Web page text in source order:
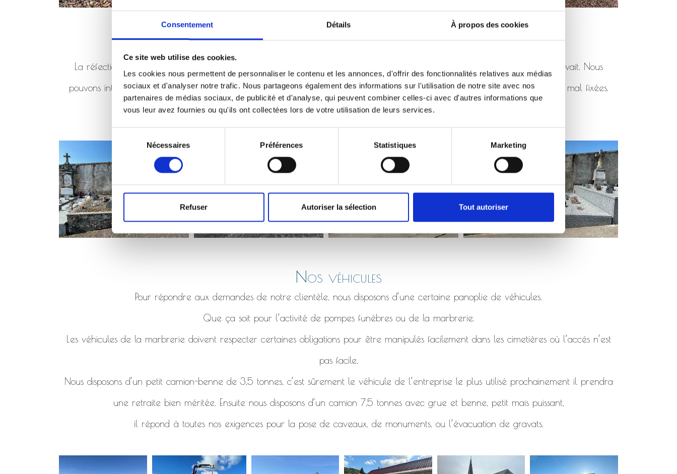
Consentement Détails À propos des cookies
Ce site web utilise des cookies.
Les cookies nous permettent de personnaliser le contenu et les annonces, d'offrir des fonctionnalités relatives aux médias
sociaux et d'analyser notre trafic. Nous partageons également des informations sur l'utilisation de notre site avec nos
partenaires de médias sociaux, de publicité et d'analyse, qui peuvent combiner celles-ci avec d'autres informations que
vous leur avez fournies ou qu'ils ont collectées lors de votre utilisation de leurs services.
consentement
Nécessaires Préférences Statistiques Marketing
Refuser Autoriser la sélection Tout autoriser
Réfection de monuments
La réfection de monument consiste à remettre au goût du jour un monument qui parfois n’a pas été posé comme il se devait. Nous
pouvons intervenir en réfection de monument pour un très grand nombre de demandes. Plaques de rhabillages cassées ou mal fixées.
Monument qui s’affaisse, bordure en béton fissuré etc.
Nos véhicules
Pour répondre aux demandes de notre clientèle, nous disposons d’une certaine panoplie de véhicules.
Que ça soit pour l’activité de pompes funèbres ou de la marbrerie.
Les véhicules de la marbrerie doivent respecter certaines obligations pour être manipulés facilement dans les cimetières où l’accés n’est
pas facile.
Nous disposons d’un petit camion-benne de 3,5 tonnes, c’est sûrement le véhicule de l’entreprise le plus utilisé prochainement il prendra
une retraite bien méritée. Ensuite nous disposons d’un camion 7,5 tonnes avec grue et benne, petit mais puissant,
il répond à toutes nos exigences pour la pose de caveaux, de monuments, ou l’évacuation de gravats.